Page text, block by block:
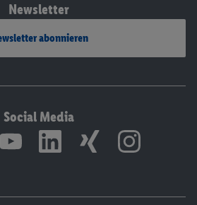
Newsletter
abonnieren
Social Media